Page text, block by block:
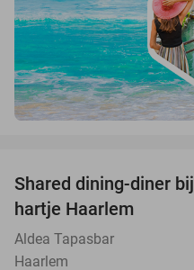
Shared dining-diner
hartje Haarlem
Aldea Tapasbar
Haarlem